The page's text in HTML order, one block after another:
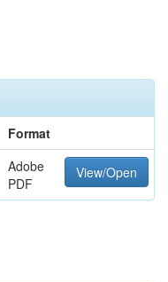
Format
Adobe
PDF
View/Open